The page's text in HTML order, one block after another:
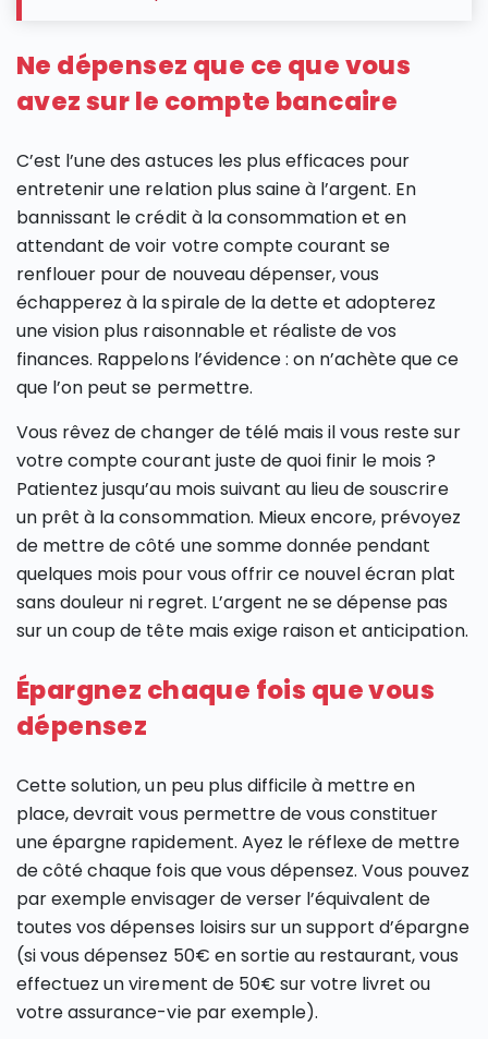
Ne dépensez que ce que vous
avez sur le compte bancaire
C’est l’une des astuces les plus efficaces pour
entretenir une relation plus saine à l’argent. En
bannissant le crédit à la consommation et en
attendant de voir votre compte courant se
renflouer pour de nouveau dépenser, vous
échapperez à la spirale de la dette et adopterez
une vision plus raisonnable et réaliste de vos
finances. Rappelons l’évidence : on n’achète que ce
que l’on peut se permettre.
Vous rêvez de changer de télé mais il vous reste sur
votre compte courant juste de quoi finir le mois ?
Patientez jusqu’au mois suivant au lieu de souscrire
un prêt à la consommation. Mieux encore, prévoyez
de mettre de côté une somme donnée pendant
quelques mois pour vous offrir ce nouvel écran plat
sans douleur ni regret. L’argent ne se dépense pas
sur un coup de tête mais exige raison et anticipation.
Épargnez chaque fois que vous
dépensez
Cette solution, un peu plus difficile à mettre en
place, devrait vous permettre de vous constituer
une épargne rapidement. Ayez le réflexe de mettre
de côté chaque fois que vous dépensez. Vous pouvez
par exemple envisager de verser l’équivalent de
toutes vos dépenses loisirs sur un support d’épargne
(si vous dépensez 50€ en sortie au restaurant, vous
effectuez un virement de 50€ sur votre livret ou
votre assurance-vie par exemple).